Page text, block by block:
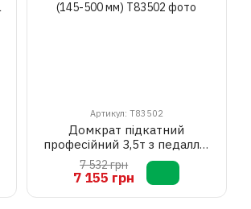
Артикул: T83502
Домкрат підкатний
професійний 3,5т з педаллю
(145-500 мм)
7 532 грн
7 155 грн